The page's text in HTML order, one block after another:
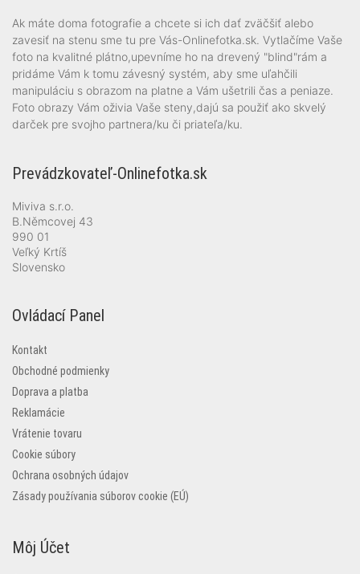
Ak máte doma fotografie a chcete si ich dať zväčšiť alebo
zavesiť na stenu sme tu pre Vás-Onlinefotka.sk. Vytlačíme Vaše
foto na kvalitné plátno,upevníme ho na drevený "blind"rám a
pridáme Vám k tomu závesný systém, aby sme uľahčili
manipuláciu s obrazom na platne a Vám ušetrili čas a peniaze.
Foto obrazy Vám oživia Vaše steny,dajú sa použiť ako skvelý
darček pre svojho partnera/ku či priateľa/ku.
Prevádzkovateľ-Onlinefotka.sk
Miviva s.r.o.
B.Němcovej 43
990 01
Veľký Krtíš
Slovensko
Ovládací Panel
Kontakt
Obchodné podmienky
Doprava a platba
Reklamácie
Vrátenie tovaru
Cookie súbory
Ochrana osobných údajov
Zásady používania súborov cookie (EÚ)
Môj Účet